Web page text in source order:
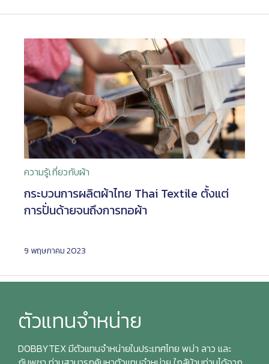
ความรู้เกี่ยวกับผ้า
กระบวนการผลิตผ้าไทย Thai Textile ตั้งแต่
การปั่นด้ายจนถึงการทอผ้า
9 พฤษภาคม 2023
ตัวแทนจำหน่าย
DOBBYTEX มีตัวแทนจำหน่ายในประเทศไทย พม่า ลาว และ